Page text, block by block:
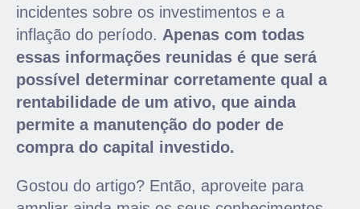
incidentes sobre os investimentos e a
inflação do período. Apenas com todas
essas informações reunidas é que será
possível determinar corretamente qual a
rentabilidade de um ativo, que ainda
permite a manutenção do poder de
compra do capital investido.
Gostou do artigo? Então, aproveite para